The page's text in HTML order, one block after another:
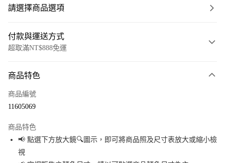
請選擇商品選項
付款與運送方式
超取滿NT$888免運
信用卡一次付款
Apple Pay
街口支付
商品特色
商品編號
11605069
商品特色
📢 點選下方放大鏡🔍圖示，即可將商品照及尺寸表放大或縮小檢
視